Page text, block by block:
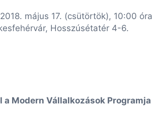
május 17. (csütörtök), 10:00 óra
Hosszúsétatér 4-6.
Modern Vállalkozások Programja